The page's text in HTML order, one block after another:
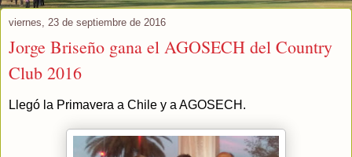
viernes, 23 de septiembre de 2016
Jorge Briseño gana el AGOSECH del Country
Club 2016
Llegó la Primavera a Chile y a AGOSECH.